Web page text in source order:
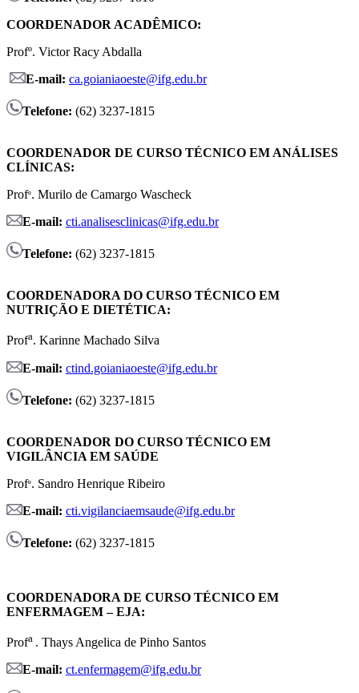
COORDENADOR ACADÊMICO:
Profº. Victor Racy Abdalla
E-mail: ca.goianiaoeste@ifg.edu.br
Telefone: (62) 3237-1815
COORDENADOR DE CURSO TÉCNICO EM ANÁLISES
CLÍNICAS:
Profº. Murilo de Camargo Wascheck
E-mail: cti.analisesclinicas@ifg.edu.br
Telefone: (62) 3237-1815
COORDENADORA DO CURSO TÉCNICO EM
NUTRIÇÃO E DIETÉTICA:
Profa. Karinne Machado Silva
E-mail: ctind.goianiaoeste@ifg.edu.br
Telefone: (62) 3237-1815
COORDENADOR DO CURSO TÉCNICO EM
VIGILÂNCIA EM SAÚDE
Profº. Sandro Henrique Ribeiro
E-mail: cti.vigilanciaemsaude@ifg.edu.br
Telefone: (62) 3237-1815
COORDENADORA DE CURSO TÉCNICO EM
ENFERMAGEM – EJA:
Profa . Thays Angelica de Pinho Santos
E-mail: ct.enfermagem@ifg.edu.br